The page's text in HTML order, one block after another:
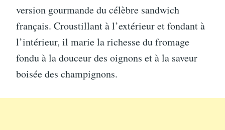
version gourmande du célèbre sandwich
français. Croustillant à l’extérieur et fondant à
l’intérieur, il marie la richesse du fromage
fondu à la douceur des oignons et à la saveur
boisée des champignons.